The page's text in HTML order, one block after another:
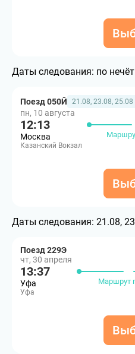
Даты следования: по
Поезд 050Й 21.08, 23.08, 25.08
пн, 10 августа
12:13
Москва
Казанский Вокзал
Даты следования: 21.08,
Поезд 229Э
чт, 30 апреля
13:37
Уфа
Уфа
Маршрут